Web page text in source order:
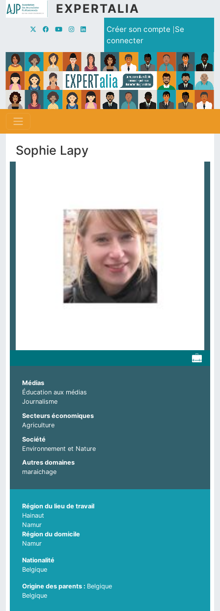
Aller au contenu principalEXPERTALIA
Menu du compte de
Créer son compte Se
connecter
Sophie Lapy
Médias
Éducation aux médias
Journalisme
Secteurs économiques
Agriculture
Société
Environnement et Nature
Autres domaines
maraichage
Région du lieu de travail
Hainaut
Namur
Région du domicile
Namur
Nationalité
Belgique
Belgique
Pays d'origine du parent 2
Belgique